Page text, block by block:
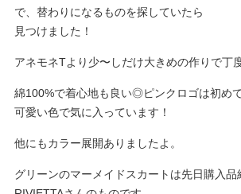
で、替わりになるものを探していたら
見つけました！
アネモネTより少〜しだけ大きめの作りで丁
綿100%で着心地も良い◎ピンクロゴは初め
可愛い色で気に入っています！
他にもカラー展開ありましたよ。
グリーンのマーメイドスカートは先日購入品